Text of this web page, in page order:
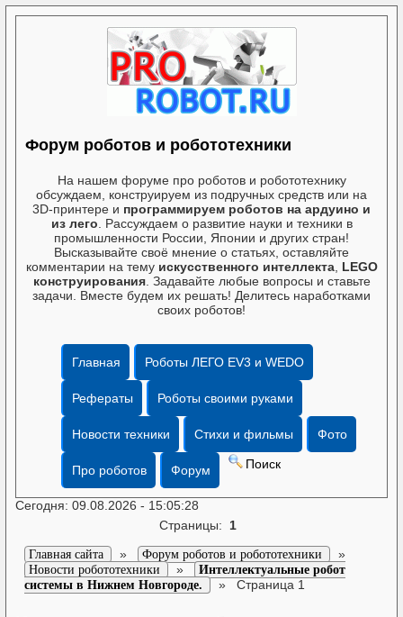
Форум роботов и робототехники
На нашем форуме про роботов и робототехнику
обсуждаем, конструируем из подручных средств или на
3D-принтере и программируем роботов на ардуино и
из лего . Рассуждаем о развитие науки и техники в
промышленности России, Японии и других стран!
Высказывайте своё мнение о статьях, оставляйте
комментарии на тему искусственного интеллекта, LEGO
конструирования. Задавайте любые вопросы и ставьте
задачи. Вместе будем их решать! Делитесь наработками
своих роботов!
Главная Роботы ЛЕГО EV3 и WEDO
Рефераты Роботы своими руками
Новости техники Стихи и фильмы Фото
Про роботов Форум Поиск
Сегодня: 09.08.2026 - 15:05:28
Страницы: 1
Главная сайта » Форум роботов и робототехники »
Новости робототехники »
Интеллектуальные робот
системы в Нижнем Новгороде.
» Страница 1